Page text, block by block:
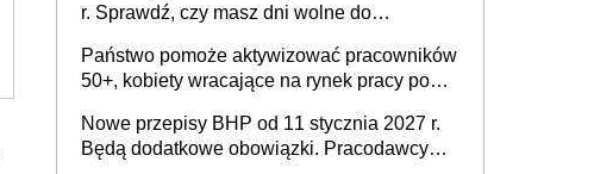
r. Sprawdź, czy masz dni wolne do
Państwo pomoże aktywizować pracowników
50+, kobiety wracające na rynek pracy po
osoby neuroatypowe. Powstanie Fundusz
na rzecz Inkluzywności w Zatrudnianiu?
Nowe przepisy BHP od 11 stycznia 2027 r.
Będą dodatkowe obowiązki. Pracodawcy